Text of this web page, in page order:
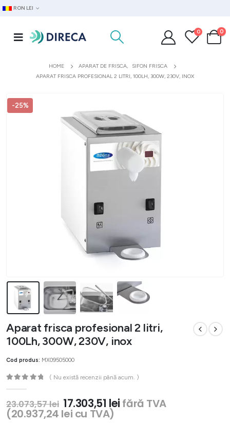
RON LEI
0 0
HOME APARAT DE FRISCA,
SIFON FRISCA
APARAT FRISCA PROFESIONAL 2 LITRI, 100LH, 300W, 230V, INOX
-25%
Aparat frisca profesional 2 litri,
100Lh, 300W, 230V, inox
Cod produs: MX09505000
( Nu există recenzii până acum. )
23.073,57lei Prețul
inițial
17.303,51 leiPrețul
fără TVA
(20.937,24 lei cu TVA)